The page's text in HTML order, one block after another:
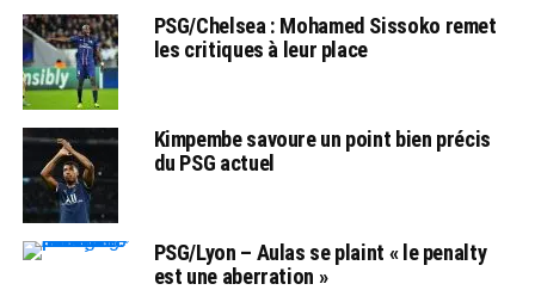
PSG/Chelsea : Mohamed Sissoko remet
les critiques à leur place
Kimpembe savoure un point bien précis
du PSG actuel
PSG/Lyon – Aulas se plaint « le penalty
est une aberration »